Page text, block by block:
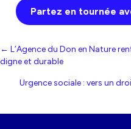
Partez en tournée
Posts
navigation
← L’Agence du Don en Nature
digne et durable
Urgence sociale : vers un